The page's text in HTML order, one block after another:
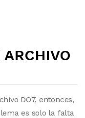
DO7, entonces,
es solo la falta